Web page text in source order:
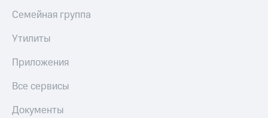
Семейная группа
Утилиты
Приложения
Все сервисы
Документы